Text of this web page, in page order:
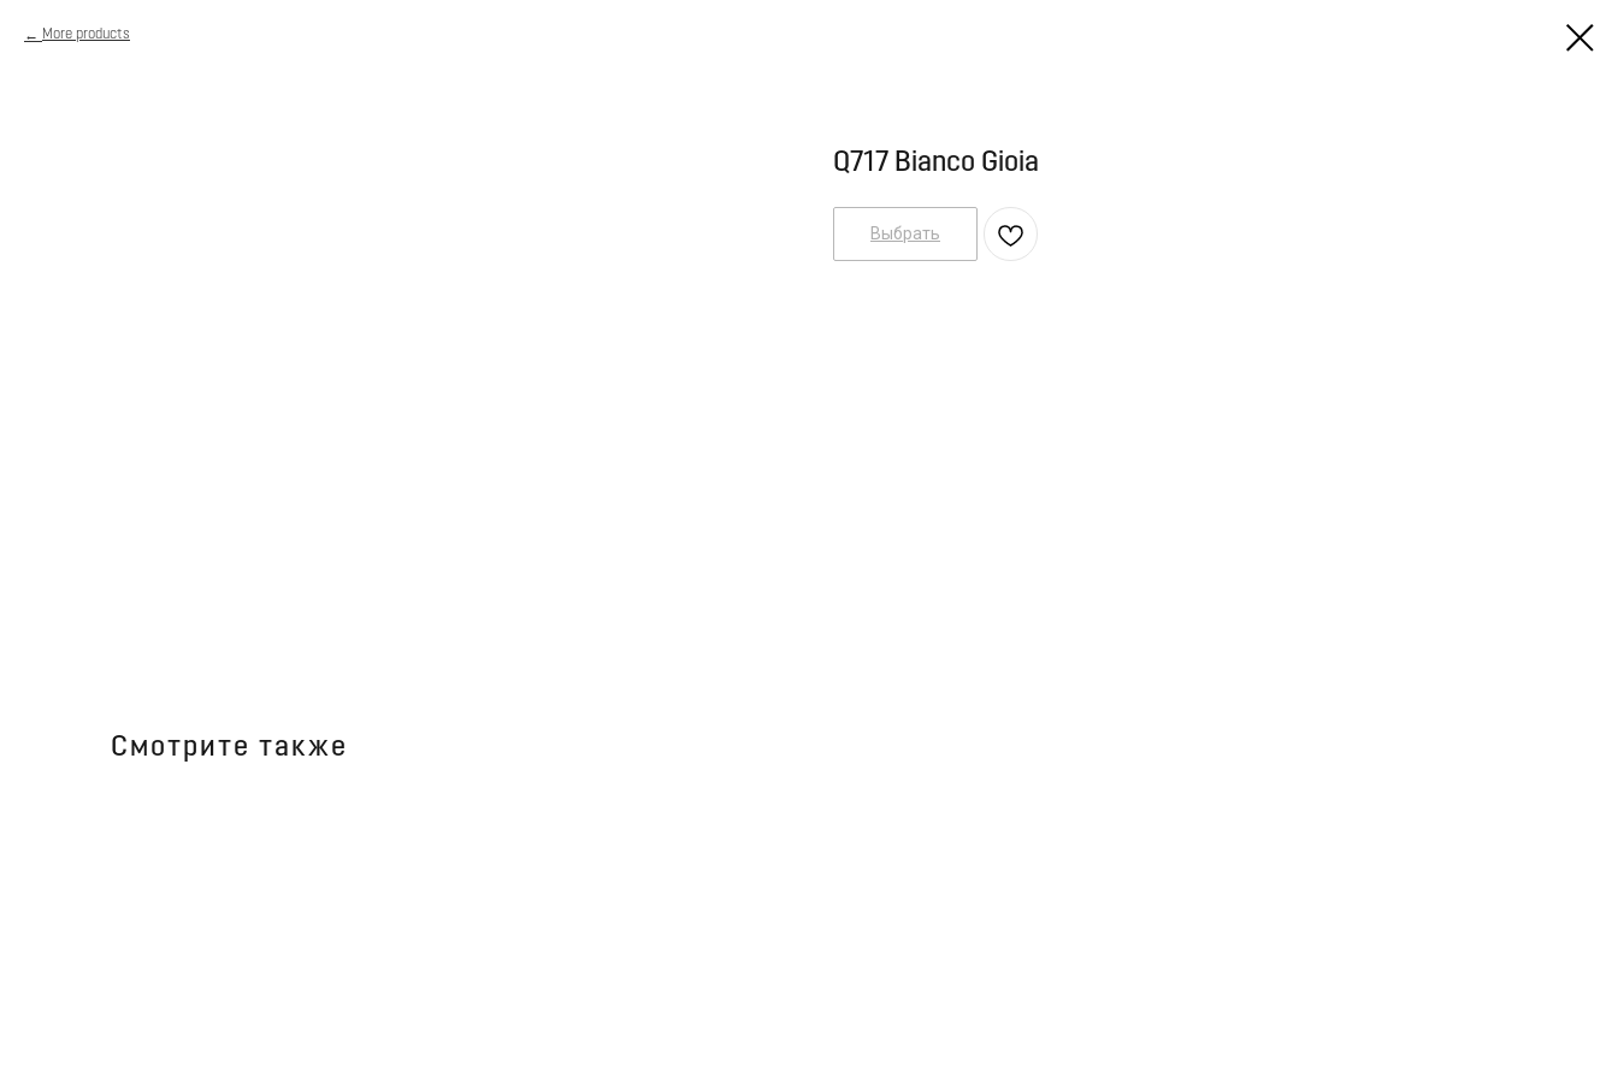
More products
Q717 Bianco Gioia
Выбрать
Смотрите также